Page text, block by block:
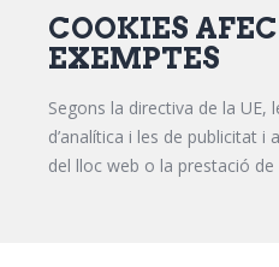
COOKIES
EXEMPTES
Segons la directiva de la
d’analítica i les de publicitat
del lloc web o la prestació